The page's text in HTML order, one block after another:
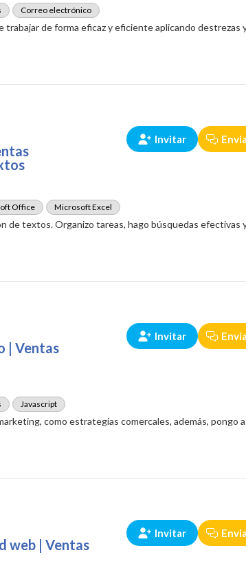
Correo electrónico
de forma eficaz y eficiente aplicando destrezas
Invitar
Office Microsoft Excel
textos. Organizo tareas, hago búsquedas efectivas
| Ventas
Invitar
Javascript
como estrategias comercales, además, pongo
web | Ventas
Invitar